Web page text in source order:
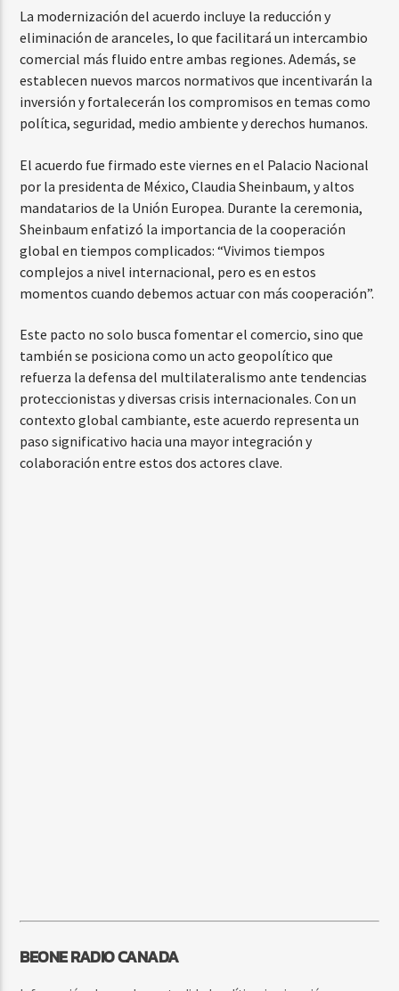
La modernización del acuerdo incluye la reducción y
eliminación de aranceles, lo que facilitará un intercambio
comercial más fluido entre ambas regiones. Además, se
establecen nuevos marcos normativos que incentivarán la
inversión y fortalecerán los compromisos en temas como
política, seguridad, medio ambiente y derechos humanos.
El acuerdo fue firmado este viernes en el Palacio Nacional
por la presidenta de México, Claudia Sheinbaum, y altos
mandatarios de la Unión Europea. Durante la ceremonia,
Sheinbaum enfatizó la importancia de la cooperación
global en tiempos complicados: “Vivimos tiempos
complejos a nivel internacional, pero es en estos
momentos cuando debemos actuar con más cooperación”.
Este pacto no solo busca fomentar el comercio, sino que
también se posiciona como un acto geopolítico que
refuerza la defensa del multilateralismo ante tendencias
proteccionistas y diversas crisis internacionales. Con un
contexto global cambiante, este acuerdo representa un
paso significativo hacia una mayor integración y
colaboración entre estos dos actores clave.
BEONE RADIO CANADA